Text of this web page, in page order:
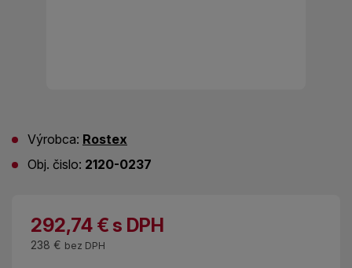
292,74 € s DPH
238 € bez DPH
Výrobca: Rostex
Obj. čislo: 2120-0237